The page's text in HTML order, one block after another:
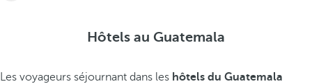
Hôtels au Guatemala
Les voyageurs séjournant dans les hôtels du Guatemala